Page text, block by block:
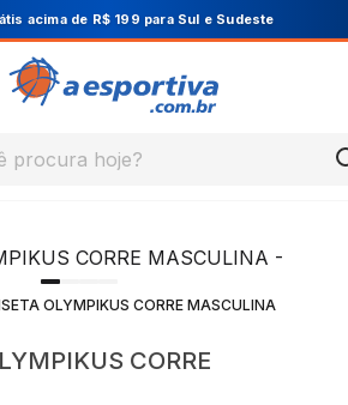
PRIMEIRA10 para 10% OFF na 1ª compra
procura hoje?
OLYMPIKUS CORRE MASCULINA
CORRE